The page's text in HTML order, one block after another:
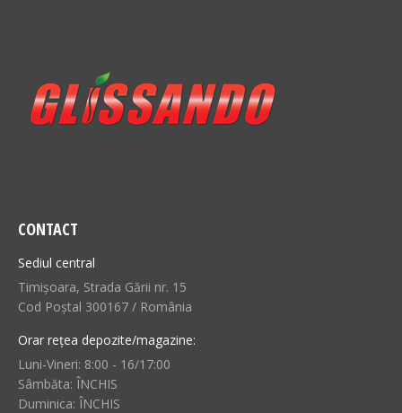
CONTACT
Sediul central
Timișoara, Strada Gării nr. 15
Cod Poștal 300167 / România
Orar rețea depozite/magazine:
Luni-Vineri: 8:00 - 16/17:00
Sâmbăta: ÎNCHIS
Duminica: ÎNCHIS